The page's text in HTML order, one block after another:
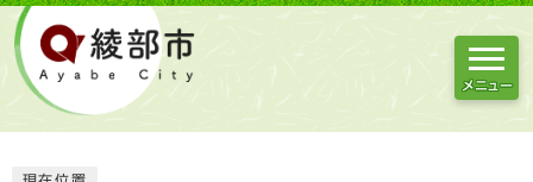
メニュー